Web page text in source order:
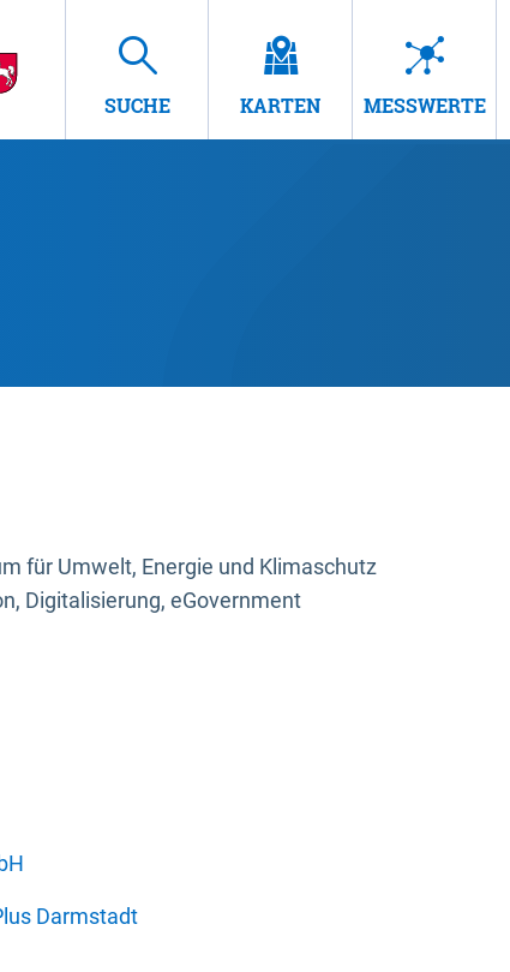
SUCHE KARTEN MESSWERTE
für Umwelt, Energie und Klimaschutz
Digitalisierung, eGovernment
Darmstadt